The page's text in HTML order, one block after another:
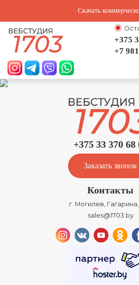
Скачать
+375
+7
+375 33 370 68
Заказать звонок
Контакты
г. Могилев,
sales@1703.by